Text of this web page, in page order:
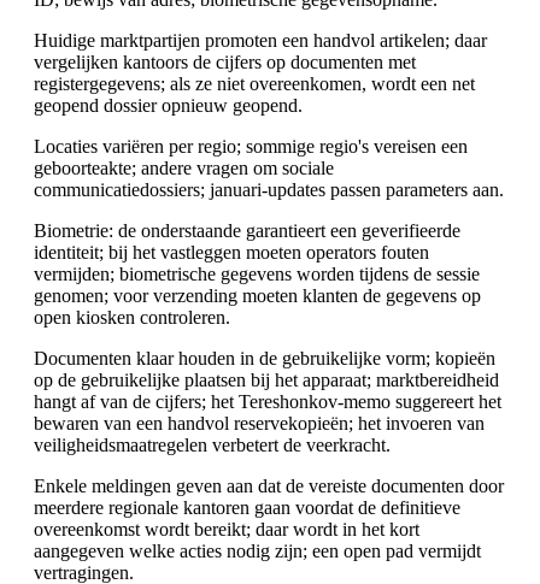
Huidige marktpartijen promoten een handvol artikelen; daar
vergelijken kantoors de cijfers op documenten met
registergegevens; als ze niet overeenkomen, wordt een net
geopend dossier opnieuw geopend.
Locaties variëren per regio; sommige regio's vereisen een
geboorteakte; andere vragen om sociale
communicatiedossiers; januari-updates passen parameters aan.
Biometrie: de onderstaande garantieert een geverifieerde
identiteit; bij het vastleggen moeten operators fouten
vermijden; biometrische gegevens worden tijdens de sessie
genomen; voor verzending moeten klanten de gegevens op
open kiosken controleren.
Documenten klaar houden in de gebruikelijke vorm; kopieën
op de gebruikelijke plaatsen bij het apparaat; marktbereidheid
hangt af van de cijfers; het Tereshonkov-memo suggereert het
bewaren van een handvol reservekopieën; het invoeren van
veiligheidsmaatregelen verbetert de veerkracht.
Enkele meldingen geven aan dat de vereiste documenten door
meerdere regionale kantoren gaan voordat de definitieve
overeenkomst wordt bereikt; daar wordt in het kort
aangegeven welke acties nodig zijn; een open pad vermijdt
vertragingen.